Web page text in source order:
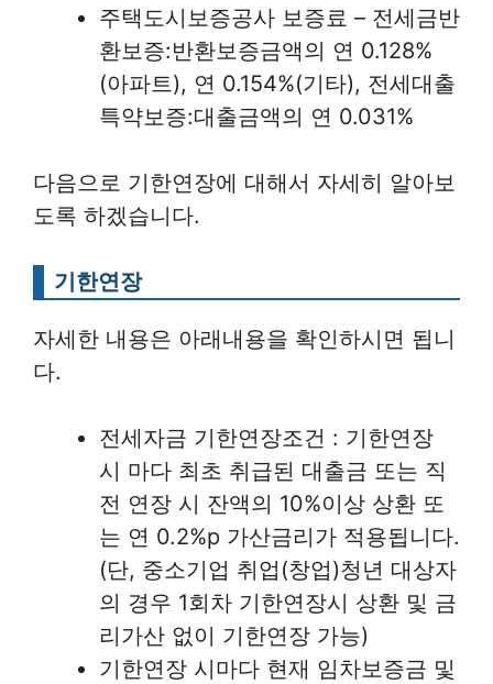
주택도시보증공사 보증료 – 전세금반
환보증:반환보증금액의 연 0.128%
(아파트), 연 0.154%(기타), 전세대출
특약보증:대출금액의 연 0.031%
다음으로 기한연장에 대해서 자세히 알아보
도록 하겠습니다.
기한연장
자세한 내용은 아래내용을 확인하시면 됩니
다.
전세자금 기한연장조건 : 기한연장
시 마다 최초 취급된 대출금 또는 직
전 연장 시 잔액의 10%이상 상환 또
는 연 0.2%p 가산금리가 적용됩니다.
(단, 중소기업 취업(창업)청년 대상자
의 경우 1회차 기한연장시 상환 및 금
리가산 없이 기한연장 가능)
기한연장 시마다 현재 임차보증금 및